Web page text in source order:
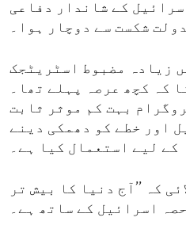
کے شاندار دفاعی
شکست سے دوچار ہوا۔
زیادہ مضبوط اسٹریٹجک
کہ کچھ عرصہ پہلے تھا۔
بہت کم موثر ثابت
اور خطے کو دھمکی دینے
کے لیے استعمال کیا ہے۔
کہ ’’آج دنیا کا بیش تر
حصہ اسرائیل کے ساتھ ہے۔